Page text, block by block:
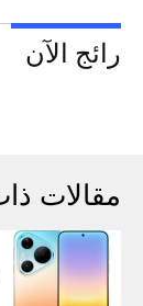
رائج الآن
مقالات